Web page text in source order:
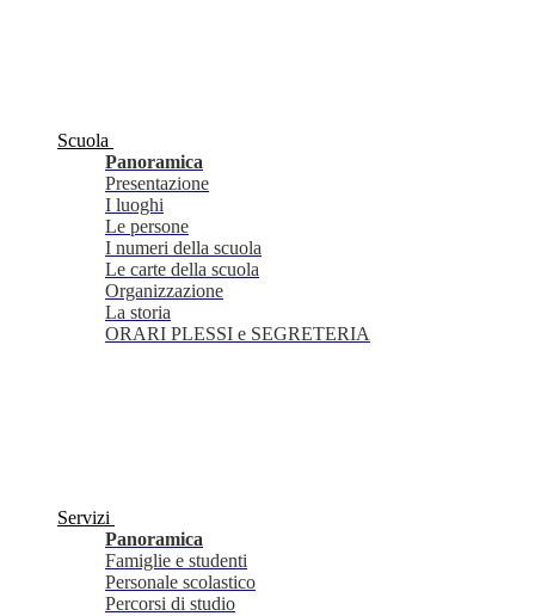
Scuola
Panoramica
Presentazione
I luoghi
Le persone
I numeri della scuola
Le carte della scuola
Organizzazione
La storia
ORARI PLESSI e SEGRETERIA
Servizi
Panoramica
Famiglie e studenti
Personale scolastico
Percorsi di studio